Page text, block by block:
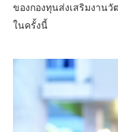
ของกองทุนส่งเสริมงาน
ในครั้งนี้